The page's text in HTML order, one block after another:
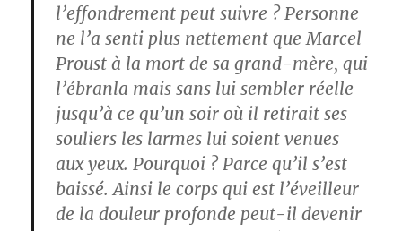
l’effondrement peut suivre ? Personne
ne l’a senti plus nettement que Marcel
Proust à la mort de sa grand-mère, qui
l’ébranla mais sans lui sembler réelle
jusqu’à ce qu’un soir où il retirait ses
souliers les larmes lui soient venues
aux yeux. Pourquoi ? Parce qu’il s’est
baissé. Ainsi le corps qui est l’éveilleur
de la douleur profonde peut-il devenir